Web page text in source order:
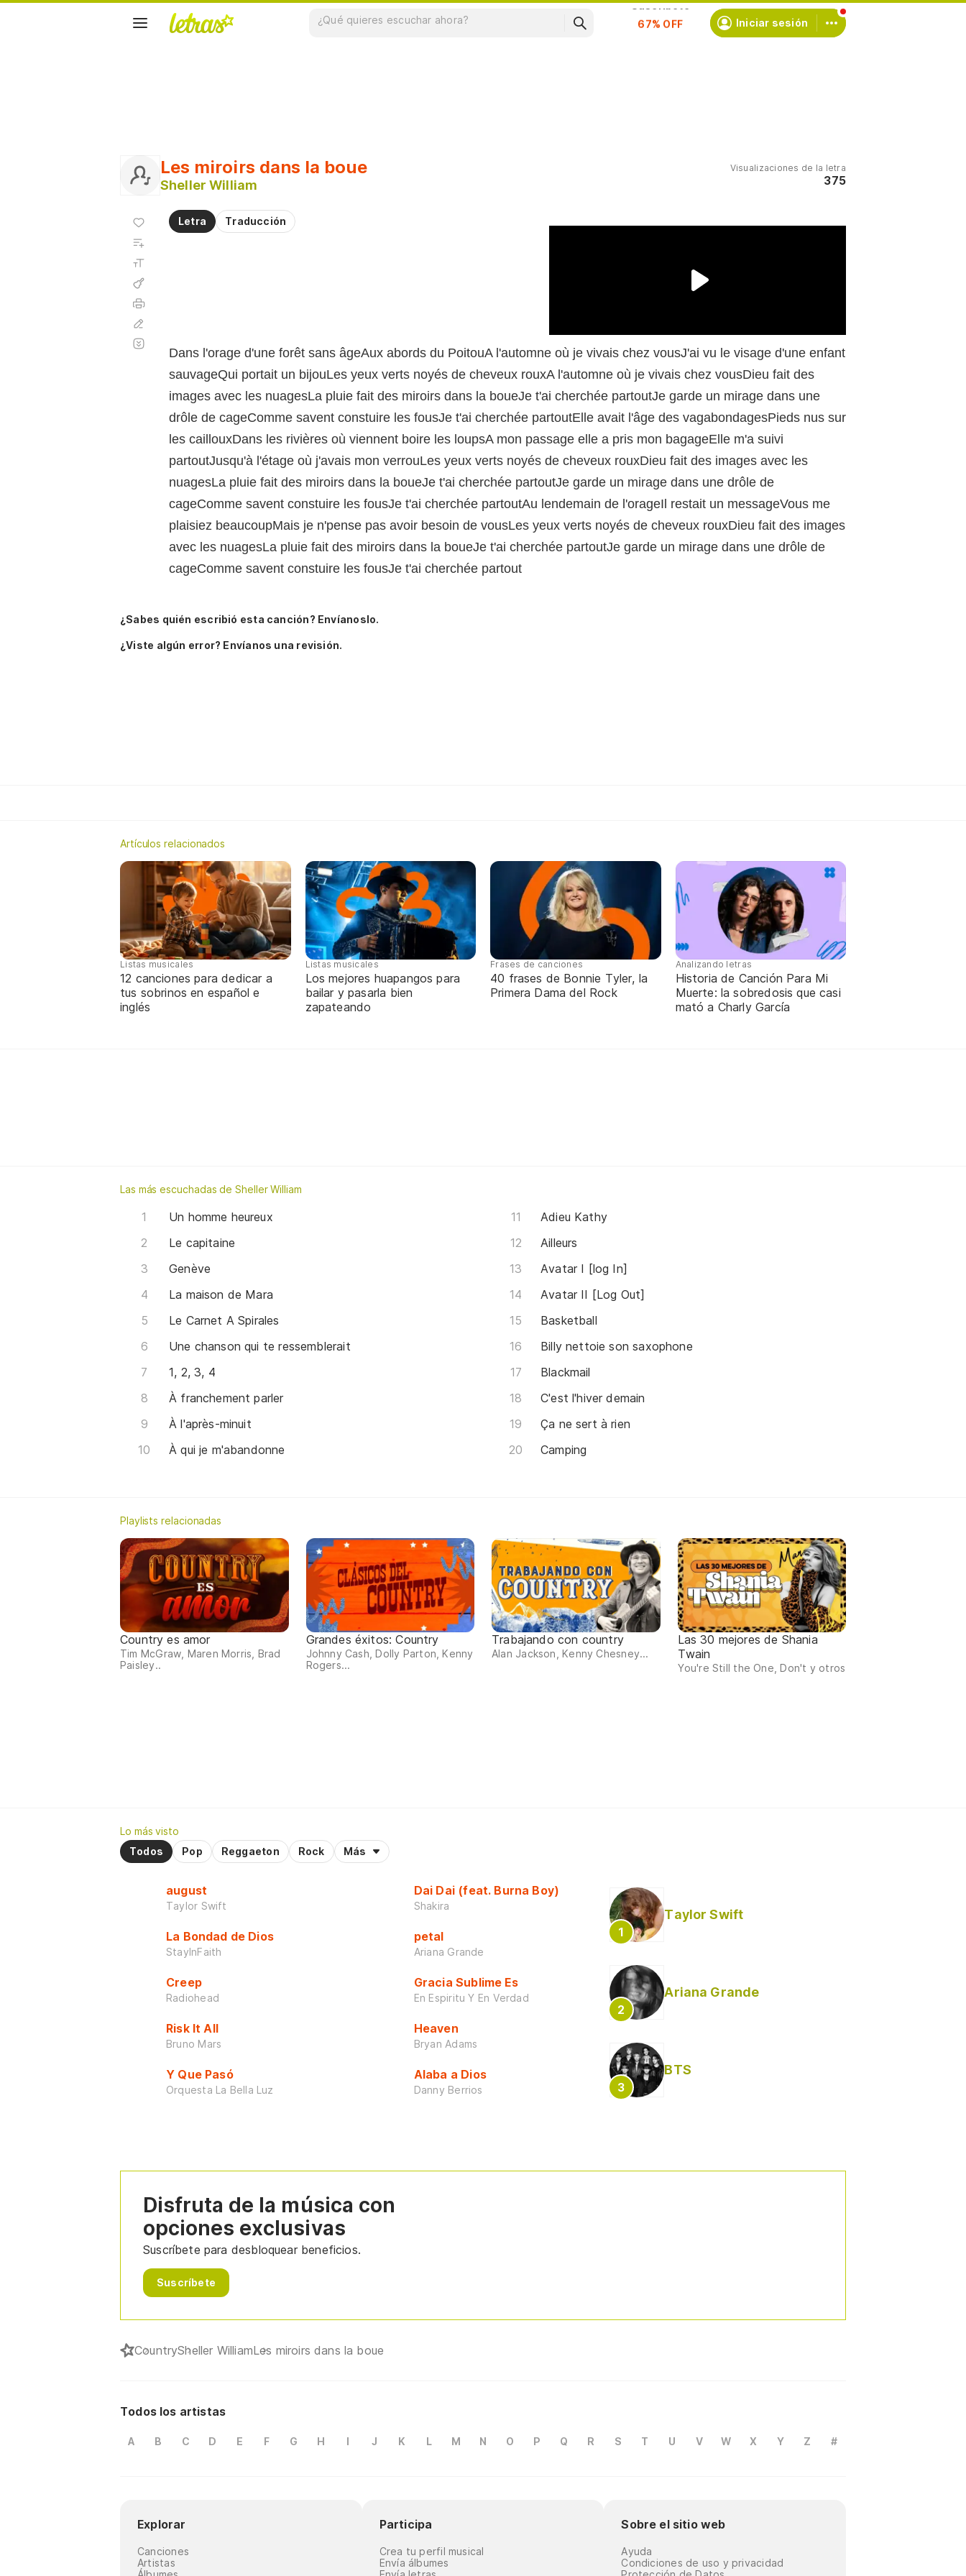
Suscríbete Iniciar sesión
Visualizaciones de la letra
375
Les miroirs dans la boue
Sheller William
Letra Traducción
Dans l'orage d'une forêt sans âgeAux abords du PoitouA l'automne où je vivais chez vousJ'ai vu le visage d'une enfant
sauvageQui portait un bijouLes yeux verts noyés de cheveux rouxA l'automne où je vivais chez vousDieu fait des
images avec les nuagesLa pluie fait des miroirs dans la boueJe t'ai cherchée partoutJe garde un mirage dans une
drôle de cageComme savent constuire les fousJe t'ai cherchée partoutElle avait l'âge des vagabondagesPieds nus sur
les caillouxDans les rivières où viennent boire les loupsA mon passage elle a pris mon bagageElle m'a suivi
partoutJusqu'à l'étage où j'avais mon verrouLes yeux verts noyés de cheveux rouxDieu fait des images avec les
nuagesLa pluie fait des miroirs dans la boueJe t'ai cherchée partoutJe garde un mirage dans une drôle de
cageComme savent constuire les fousJe t'ai cherchée partoutAu lendemain de l'orageIl restait un messageVous me
plaisiez beaucoupMais je n'pense pas avoir besoin de vousLes yeux verts noyés de cheveux rouxDieu fait des images
avec les nuagesLa pluie fait des miroirs dans la boueJe t'ai cherchée partoutJe garde un mirage dans une drôle de
cageComme savent constuire les fousJe t'ai cherchée partout
Agregar
favoritos
Agregar
automático
¿Sabes quién escribió esta canción? Envíanoslo.
¿Viste algún error? Envíanos una revisión.
Artículos relacionados
Listas musicales
12 canciones para dedicar a
tus sobrinos en español e
inglés
Listas musicales
Los mejores huapangos para
bailar y pasarla bien
zapateando
Frases de canciones
40 frases de Bonnie Tyler, la
Primera Dama del Rock
Analizando letras
Historia de Canción Para Mi
Muerte: la sobredosis que casi
mató a Charly García
Las más escuchadas de Sheller William
Un homme heureux
Le capitaine
Genève
La maison de Mara
Le Carnet A Spirales
Une chanson qui te ressemblerait
1, 2, 3, 4
À franchement parler
À l'après-minuit
À qui je m'abandonne
Adieu Kathy
Ailleurs
Avatar I [log In]
Avatar II [Log Out]
Basketball
Billy nettoie son saxophone
Blackmail
C'est l'hiver demain
Ça ne sert à rien
Camping
Playlists relacionadas
Country es amor
Tim McGraw, Maren Morris, Brad
Paisley..
Grandes éxitos: Country
Johnny Cash, Dolly Parton, Kenny
Rogers...
Trabajando con country
Alan Jackson, Kenny Chesney...
Las 30 mejores de Shania
Twain
You're Still the One, Don't y otros
Lo más visto
Todos
Pop Reggaeton Rock Más
august
Taylor Swift
La Bondad de Dios
StayInFaith
Creep
Radiohead
Risk It All
Bruno Mars
Y Que Pasó
Orquesta La Bella Luz
Dai Dai (feat. Burna Boy)
Shakira
petal
Ariana Grande
Gracia Sublime Es
En Espiritu Y En Verdad
Heaven
Bryan Adams
Alaba a Dios
Danny Berrios
Taylor Swift
Ariana Grande
BTS
/
Disfruta de la música con
opciones exclusivas
Suscríbete para desbloquear beneficios.
Suscríbete
CountrySheller WilliamLes miroirs dans la boue
Todos los artistas
A B C D E F G H I J K L M N O P Q R S T U V W X Y Z #
Explorar
Canciones
Artistas
Participa
Crea tu perfil musical
Envía álbumes
Sobre el sitio web
Ayuda
Condiciones de uso y privacidad